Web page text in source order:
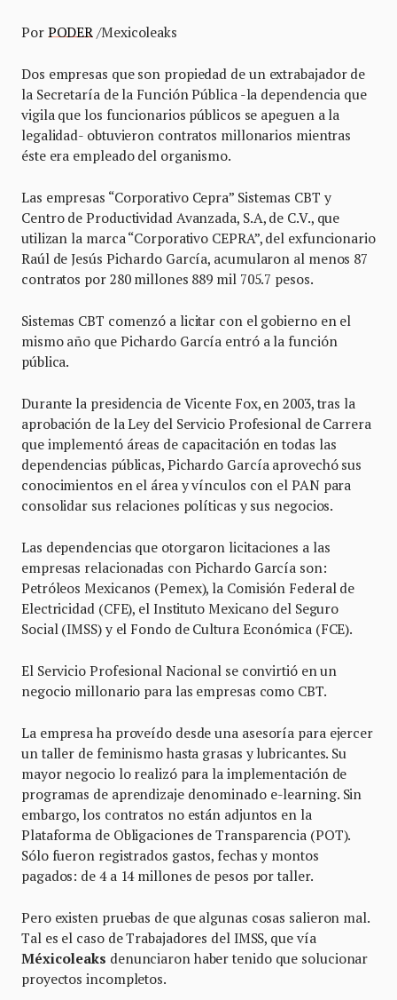
Por PODER /Mexicoleaks
Dos empresas que son propiedad de un extrabajador de
la Secretaría de la Función Pública -la dependencia que
vigila que los funcionarios públicos se apeguen a la
legalidad- obtuvieron contratos millonarios mientras
éste era empleado del organismo.
Las empresas “Corporativo Cepra” Sistemas CBT y
Centro de Productividad Avanzada, S.A, de C.V., que
utilizan la marca “Corporativo CEPRA”, del exfuncionario
Raúl de Jesús Pichardo García, acumularon al menos 87
contratos por 280 millones 889 mil 705.7 pesos.
Sistemas CBT comenzó a licitar con el gobierno en el
mismo año que Pichardo García entró a la función
pública.
Durante la presidencia de Vicente Fox, en 2003, tras la
aprobación de la Ley del Servicio Profesional de Carrera
que implementó áreas de capacitación en todas las
dependencias públicas, Pichardo García aprovechó sus
conocimientos en el área y vínculos con el PAN para
consolidar sus relaciones políticas y sus negocios.
Las dependencias que otorgaron licitaciones a las
empresas relacionadas con Pichardo García son:
Petróleos Mexicanos (Pemex), la Comisión Federal de
Electricidad (CFE), el Instituto Mexicano del Seguro
Social (IMSS) y el Fondo de Cultura Económica (FCE).
El Servicio Profesional Nacional se convirtió en un
negocio millonario para las empresas como CBT.
La empresa ha proveído desde una asesoría para ejercer
un taller de feminismo hasta grasas y lubricantes. Su
mayor negocio lo realizó para la implementación de
programas de aprendizaje denominado e-learning. Sin
embargo, los contratos no están adjuntos en la
Plataforma de Obligaciones de Transparencia (POT).
Sólo fueron registrados gastos, fechas y montos
pagados: de 4 a 14 millones de pesos por taller.
Pero existen pruebas de que algunas cosas salieron mal.
Tal es el caso de Trabajadores del IMSS, que vía
Méxicoleaks denunciaron haber tenido que solucionar
proyectos incompletos.